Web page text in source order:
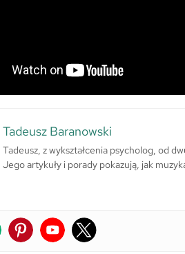
Tadeusz Baranowski
Tadeusz, z wykształcenia psycholog, od
Jego artykuły i porady pokazują, jak